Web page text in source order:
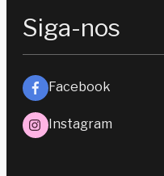
Siga-nos
Facebook
Instagram